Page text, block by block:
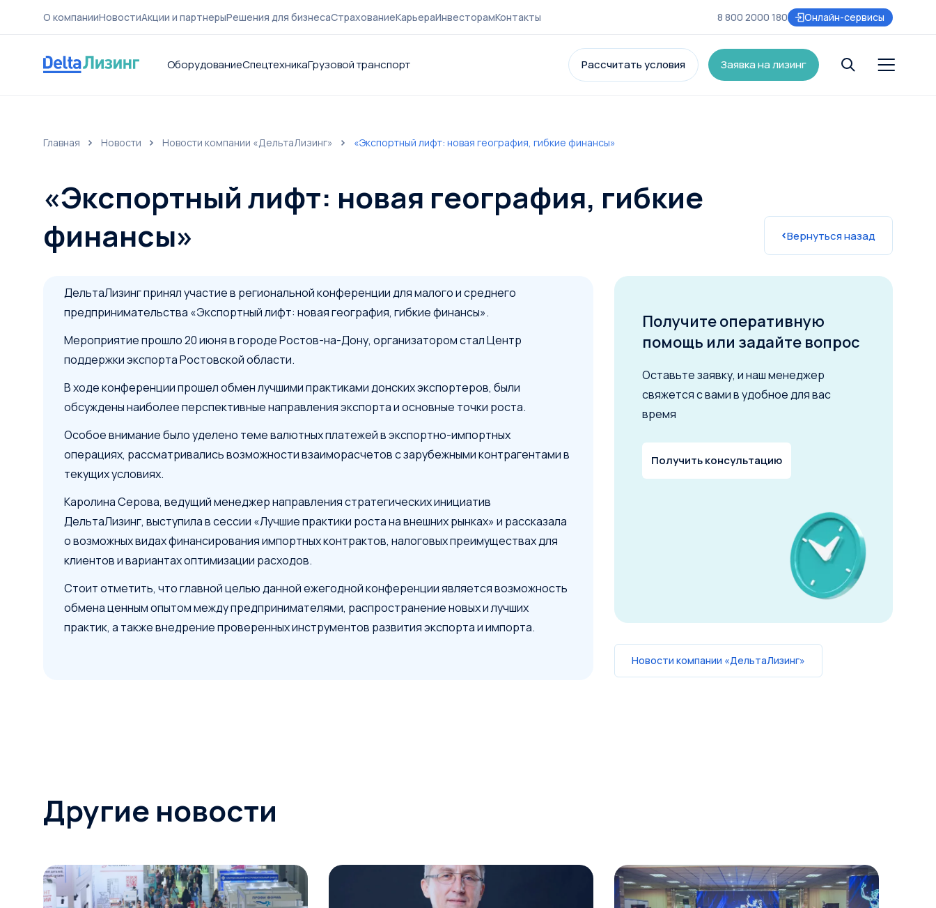
О компанииНовостиАкции и партнерыРешения для бизнесаСтрахованиеКарьераИнвесторамКонтакты 8 800 2000 180 Онлайн-сервисы
ОборудованиеСпецтехникаГрузовой транспорт Рассчитать условия Заявка на лизинг
О компанииКонтактыСтрахованиеКарьераАкции и партнерыНовости
Главная Новости Новости компании «ДельтаЛизинг» «Экспортный лифт: новая география, гибкие финансы»
«Экспортный лифт: новая география, гибкие
финансы»
Вернуться назад
ДельтаЛизинг принял участие в региональной конференции для малого и среднего
предпринимательства «Экспортный лифт: новая география, гибкие финансы».
Мероприятие прошло 20 июня в городе Ростов-на-Дону, организатором стал Центр
поддержки экспорта Ростовской области.
В ходе конференции прошел обмен лучшими практиками донских экспортеров, были
обсуждены наиболее перспективные направления экспорта и основные точки роста.
Особое внимание было уделено теме валютных платежей в экспортно-импортных
операциях, рассматривались возможности взаиморасчетов с зарубежными контрагентами в
текущих условиях.
Каролина Серова, ведущий менеджер направления стратегических инициатив
ДельтаЛизинг, выступила в сессии «Лучшие практики роста на внешних рынках» и рассказала
о возможных видах финансирования импортных контрактов, налоговых преимуществах для
клиентов и вариантах оптимизации расходов.
Стоит отметить, что главной целью данной ежегодной конференции является возможность
обмена ценным опытом между предпринимателями, распространение новых и лучших
практик, а также внедрение проверенных инструментов развития экспорта и импорта.
Получите оперативную
помощь или задайте вопрос
Оставьте заявку, и наш менеджер
свяжется с вами в удобное для вас
время
Получить консультацию
Новости компании «ДельтаЛизинг»
Другие новости
Условия сделки